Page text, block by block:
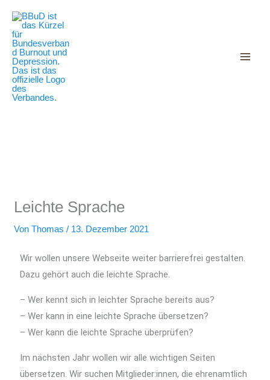
Inhalt
springen
Leichte Sprache
VonThomas/ 13. Dezember 2021
Wir wollen unsere Webseite weiter barrierefrei gestalten.
Dazu gehört auch die leichte Sprache.
– Wer kennt sich in leichter Sprache bereits aus?
– Wer kann in eine leichte Sprache übersetzen?
– Wer kann die leichte Sprache überprüfen?
Im nächsten Jahr wollen wir alle wichtigen Seiten
übersetzen. Wir suchen Mitglieder:innen, die ehrenamtlich